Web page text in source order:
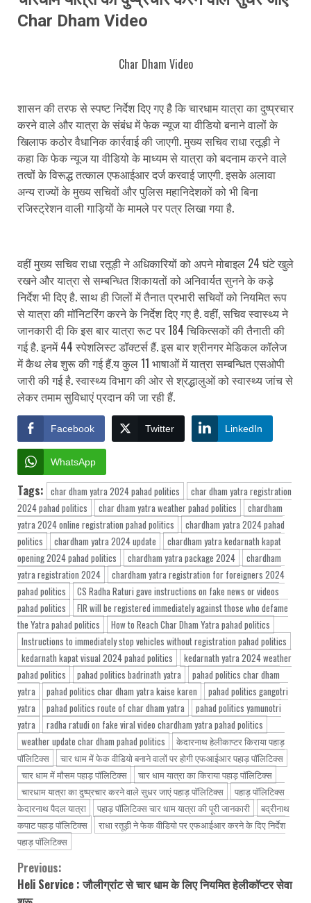
Char Dham Video
Char Dham Video
शासन की तरफ से स्पष्ट निर्देश दिए गए है कि चारधाम यात्रा का दुष्प्रचार
करने वाले और यात्रा के संबंध में फेक न्यूज या वीडियो बनाने वालों के
खिलाफ कठोर वैधानिक कार्रवाई की जाएगी. मुख्य सचिव राधा रतूड़ी ने
कहा कि फेक न्यूज या वीडियो के माध्यम से यात्रा को बदनाम करने वाले
तत्वों के विरूद्ध तत्काल एफआईआर दर्ज करवाई जाएगी. इसके अलावा
अन्य राज्यों के मुख्य सचिवों और पुलिस महानिदेशकों को भी बिना
रजिस्ट्रेशन वाली गाड़ियों के मामले पर पत्र लिखा गया है.
वहीं मुख्य सचिव राधा रतूड़ी ने अधिकारियों को अपने मोबाइल 24 घंटे खुले
रखने और यात्रा से सम्बन्धित शिकायतों को अनिवार्यत सुनने के कड़े
निर्देश भी दिए है. साथ ही जिलों में तैनात प्रभारी सचिवों को नियमित रूप
से यात्रा की मॉनिटरिंग करने के निर्देश दिए गए है. वहीं, सचिव स्वास्थ्य ने
जानकारी दी कि इस बार यात्रा रूट पर 184 चिकित्सकों की तैनाती की
गई है. इनमें 44 स्पेशलिस्ट डॉक्टर्स हैं. इस बार श्रीनगर मेडिकल कॉलेज
में कैथ लेब शुरू की गई हैं.य कुल 11 भाषाओं में यात्रा सम्बन्धित एसओपी
जारी की गई है. स्वास्थ्य विभाग की ओर से श्रद्धालुओं को स्वास्थ्य जांच से
लेकर तमाम सुविधाएं प्रदान की जा रही हैं.
Facebook Twitter LinkedIn
WhatsApp
Tags: char dham yatra 2024 pahad politics
char dham yatra registration
2024 pahad politics
char dham yatra weather pahad politics
chardham
yatra 2024 online registration pahad politics
chardham yatra 2024 pahad
politics
chardham yatra 2024 update
chardham yatra kedarnath kapat
opening 2024 pahad politics
chardham yatra package 2024
chardham
yatra registration 2024
chardham yatra registration for foreigners 2024
pahad politics
CS Radha Raturi gave instructions on fake news or videos
pahad politics
FIR will be registered immediately against those who defame
the Yatra pahad politics
How to Reach Char Dham Yatra pahad politics
Instructions to immediately stop vehicles without registration pahad politics
kedarnath kapat visual 2024 pahad politics
kedarnath yatra 2024 weather
pahad politics
pahad politics badrinath yatra
pahad politics char dham
yatra
pahad politics char dham yatra kaise karen
pahad politics gangotri
yatra
pahad politics route of char dham yatra
pahad politics yamunotri
yatra
radha ratudi on fake viral video chardham yatra pahad politics
weather update char dham pahad politics
केदारनाथ हेलीकाप्टर किराया पहाड़
पॉलिटिक्स
चार धाम में फेक वीडियो बनाने वालों पर होगी एफआईआर पहाड़ पॉलिटिक्स
चार धाम में मौसम पहाड़ पॉलिटिक्स
चार धाम यात्रा का किराया पहाड़ पॉलिटिक्स
चारधाम यात्रा का दुष्प्रचार करने वाले सुधर जाएं पहाड़ पॉलिटिक्स
पहाड़ पॉलिटिक्स
केदारनाथ पैदल यात्रा
पहाड़ पॉलिटिक्स चार धाम यात्रा की पूरी जानकारी
बद्रीनाथ
कपाट पहाड़ पॉलिटिक्स
राधा रतूड़ी ने फेक वीडियो पर एफआईआर करने के दिए निर्देश
पहाड़ पॉलिटिक्स
Continue
Previous:
Heli Service : जौलीग्रांट से चार धाम के लिए नियमित हेलीकॉप्टर सेवा